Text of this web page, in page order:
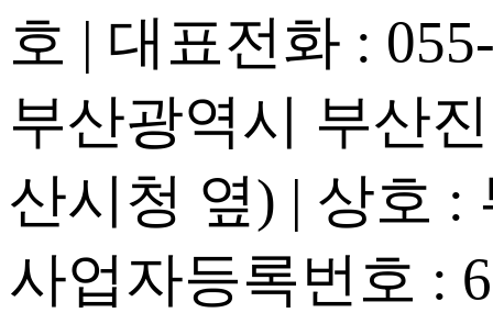
호 | 대표전화 :
부산광역시 부산
산시청 옆) | 상호 :
사업자등록번호 :